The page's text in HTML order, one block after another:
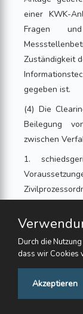
einer KWK-
Fragen
Zuständigkeit
gegeben ist.
(4) Die
Beilegung
zwischen
1.
durchführen;
Bürgerlichen
anzuwenden,
Durch die
dass wir Cookies
Akzeptieren